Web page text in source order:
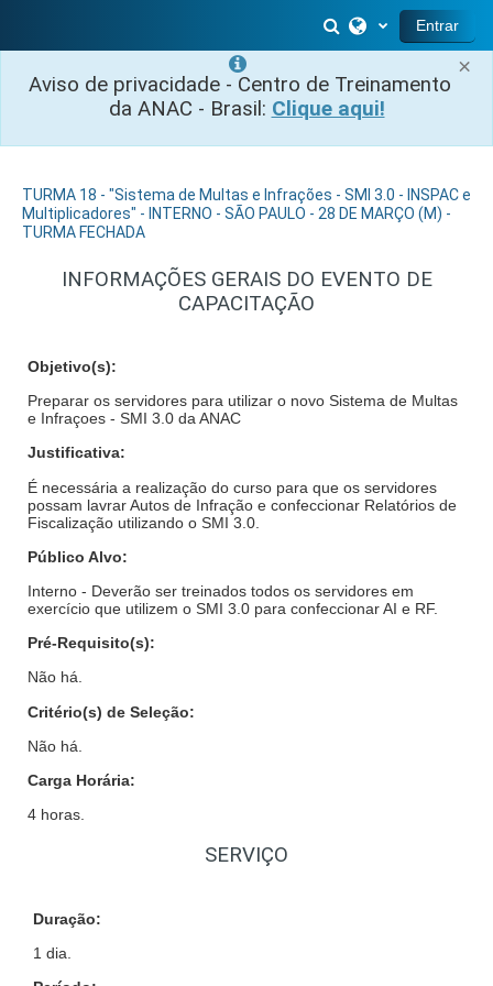
×
Aviso de privacidade - Centro de Treinamento
da ANAC - Brasil: Clique aqui!
Selector de
Entrar
TURMA 18 - "Sistema de Multas e Infrações - SMI 3.0 - INSPAC e
Multiplicadores" - INTERNO - SÃO PAULO - 28 DE MARÇO (M) -
TURMA FECHADA
INFORMAÇÕES GERAIS DO EVENTO DE
CAPACITAÇÃO
Objetivo(s):
Preparar os servidores para utilizar o novo Sistema de Multas
e Infraçoes - SMI 3.0 da ANAC
Justificativa:
É necessária a realização do curso para que os servidores
possam lavrar Autos de Infração e confeccionar Relatórios de
Fiscalização utilizando o SMI 3.0.
Público Alvo:
Interno - Deverão ser treinados todos os servidores em
exercício que utilizem o SMI 3.0 para confeccionar AI e RF.
Pré-Requisito(s):
Não há.
Critério(s) de Seleção:
Não há.
Carga Horária:
4 horas.
SERVIÇO
Duração:
1 dia.